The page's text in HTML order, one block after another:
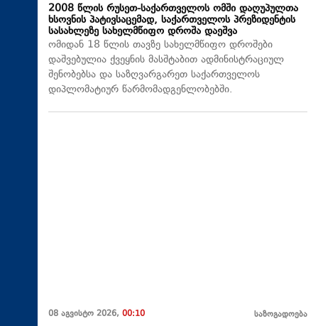
2008 წლის რუსეთ-საქართველოს ომში დაღუპულთა
ხსოვნის პატივსაცემად, საქართველოს პრეზიდენტის
სასახლეზე სახელმწიფო დროშა დაეშვა
ომიდან 18 წლის თავზე სახელმწიფო დროშები
დაშვებულია ქვეყნის მასშტაბით ადმინისტრაციულ
შენობებსა და საზღვარგარეთ საქართველოს
დიპლომატიურ წარმომადგენლობებში.
08 აგვისტო 2026, 00:10 საზოგადოება